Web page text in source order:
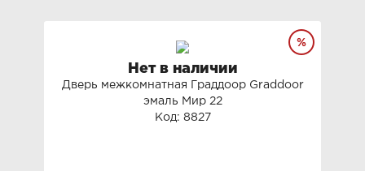
Нет в наличии
Дверь межкомнатная Граддоор Graddoor
эмаль Мир 22
Код: 8827